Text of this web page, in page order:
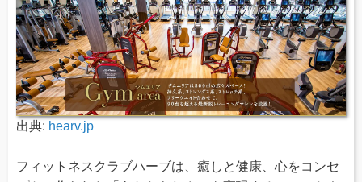
出典: hearv.jp
フィットネスクラブハーブは、癒しと健康、心をコンセ